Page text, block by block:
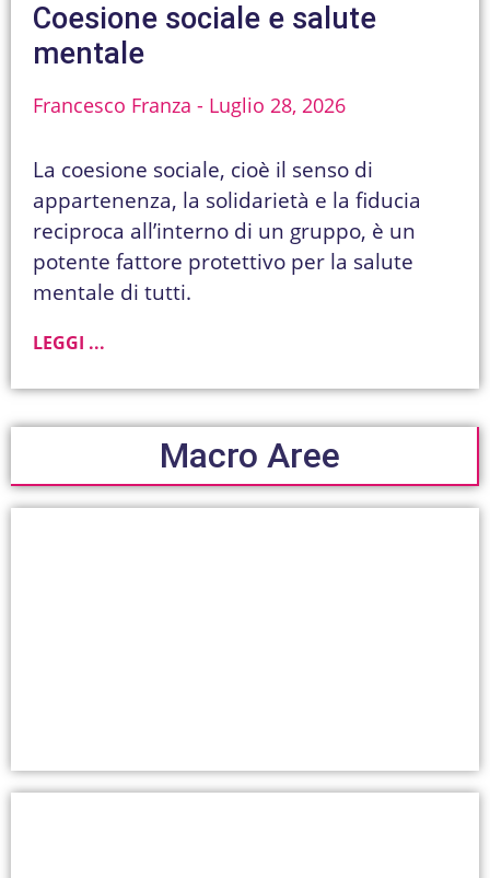
Coesione sociale e salute
mentale
Francesco Franza Luglio 28, 2026
La coesione sociale, cioè il senso di
appartenenza, la solidarietà e la fiducia
reciproca all’interno di un gruppo, è un
potente fattore protettivo per la salute
mentale di tutti.
LEGGI ...
Macro Aree